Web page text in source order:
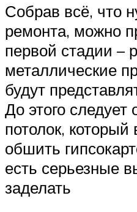
Собрав всё, что
ремонта, можно
первой стадии –
металлические
будут
До этого следует
потолок,
обшить
есть серьезные
заделать